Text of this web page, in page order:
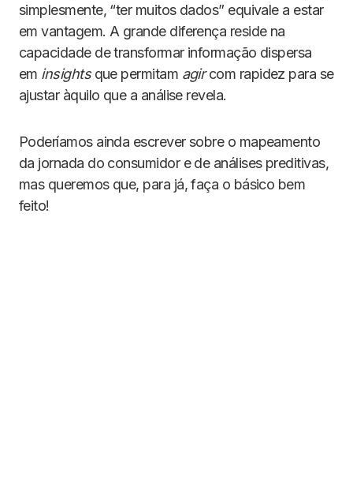
simplesmente, “ter muitos dados” equivale a estar
em vantagem. A grande diferença reside na
capacidade de transformar informação dispersa
em insightsque permitam agircom rapidez para se
ajustar àquilo que a análise revela.
Poderíamos ainda escrever sobre o mapeamento
da jornada do consumidor e de análises preditivas,
mas queremos que, para já, faça o básico bem
feito!